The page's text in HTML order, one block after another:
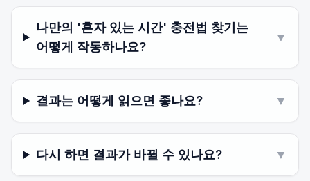
나만의 '혼자 있는 시간' 충전법 찾기는
어떻게 작동하나요?
▼
결과는 어떻게 읽으면 좋나요? ▼
다시 하면 결과가 바뀔 수 있나요? ▼